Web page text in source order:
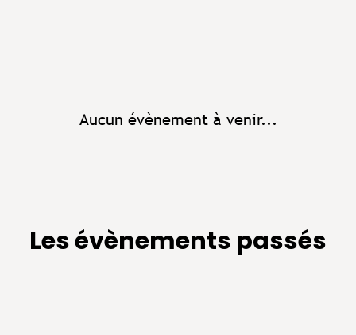
Aucun évènement à venir...
Les évènements passés